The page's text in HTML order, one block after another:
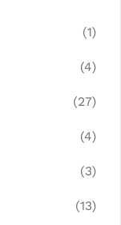
(1)
(4)
(27)
(4)
(3)
(13)